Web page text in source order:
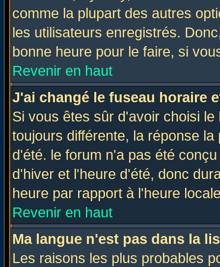
comme la plupart des autres
les utilisateurs enregistrés.
bonne heure pour le faire, si
Revenir en haut
J'ai changé le fuseau horaire
Si vous êtes sûr d'avoir choisi
toujours différente, la réponse
d'été. le forum n'a pas été
d'hiver et l'heure d'été, donc
heure par rapport à l'heure
Revenir en haut
Ma langue n'est pas dans la
Les raisons les plus probables